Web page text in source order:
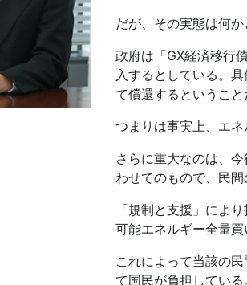
だが、その実態は何か
政府は「GX経済移行
入するとしている。
て償還するということ
つまりは事実上、エネ
さらに重大なのは、今
わせてのもので、民
「規制と支援」によ
可能エネルギー全量
これによって当該の
て国民が負担してい